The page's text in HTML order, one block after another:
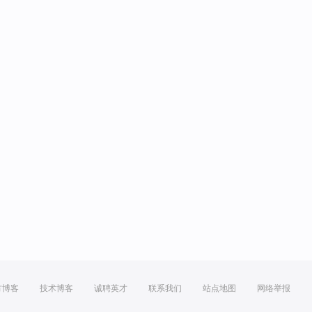
博客 技术博客 诚聘英才 联系我们 站点地图 网络举报